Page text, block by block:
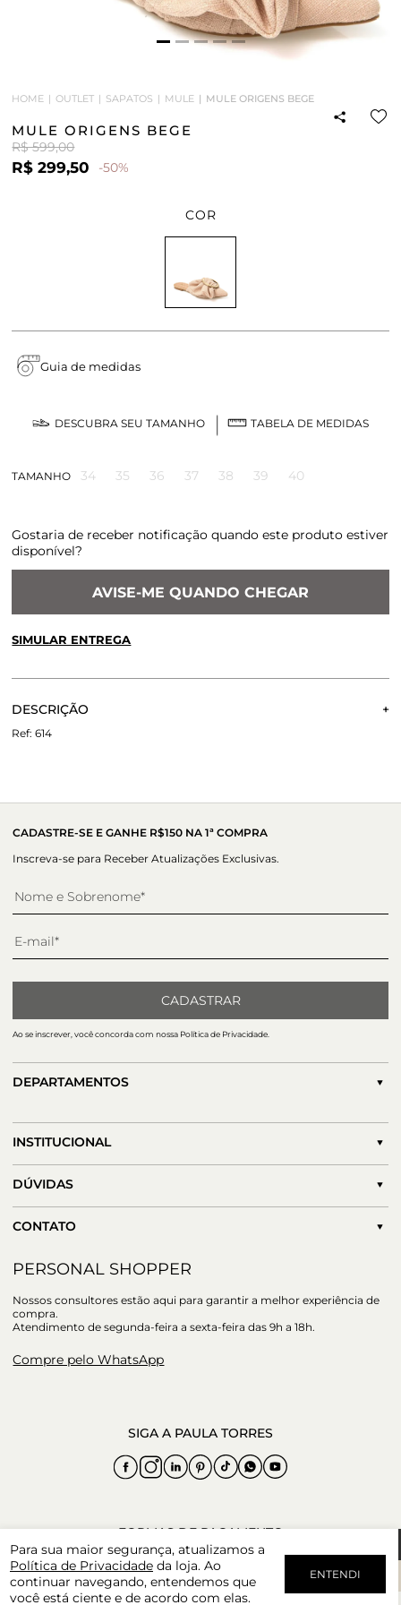
Para sua maior segurança, atualizamos a
Política de Privacidade da loja. Ao
continuar navegando, entendemos que
você está ciente e de acordo com elas.
ENTENDI
HOME OUTLET SAPATOS MULE MULE ORIGENS BEGE
MULE ORIGENS BEGE
R$ 599,00
R$ 299,50 -50%
COR
Guia de medidas
DESCUBRA SEU TAMANHO TABELA DE MEDIDAS
TAMANHO 34 35 36 37 38 39 40
Gostaria de receber notificação quando este produto estiver
disponível?
AVISE-ME QUANDO CHEGAR
SIMULAR ENTREGA
DESCRIÇÃO
MULE ORIGENS BEGE
614
CADASTRE-SE E GANHE R$150 NA 1ª COMPRA
Inscreva-se para Receber Atualizações Exclusivas.
CADASTRAR
Ao se inscrever, você concorda com nossa Política de Privacidade.
DEPARTAMENTOS
INSTITUCIONAL
DÚVIDAS
CONTATO
PERSONAL SHOPPER
Nossos consultores estão aqui para garantir a melhor experiência de
compra.
Atendimento de segunda-feira a sexta-feira das 9h a 18h.
Compre pelo WhatsApp